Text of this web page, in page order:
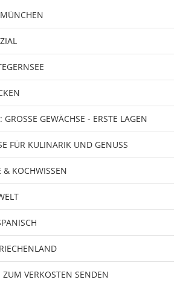
GROSSE GEWÄCHSE - ERSTE LAGEN
FÜR KULINARIK UND GENUSS
& KOCHWISSEN
VERKOSTEN SENDEN